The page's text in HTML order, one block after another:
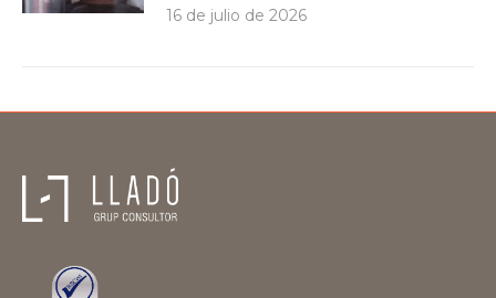
16 de julio de 2026